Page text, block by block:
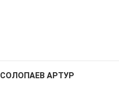
СОЛОПАЕВ АРТУР